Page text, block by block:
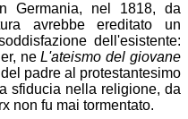
Germania, nel 1818, da
avrebbe ereditato un
dell'esistente:
neL'ateismo del giovane
padre al protestantesimo
sfiducia nella religione, da
non fu mai tormentato.